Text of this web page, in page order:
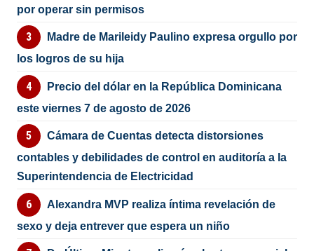
por operar sin permisos
Madre de Marileidy Paulino expresa orgullo por
los logros de su hija
Precio del dólar en la República Dominicana
este viernes 7 de agosto de 2026
Cámara de Cuentas detecta distorsiones
contables y debilidades de control en auditoría a la
Superintendencia de Electricidad
Alexandra MVP realiza íntima revelación de
sexo y deja entrever que espera un niño